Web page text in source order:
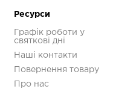
PROGRID OMNI 9
5 593 грн
Ресурси
Графік роботи у
святкові дні
Наші контакти
Повернення товару
Про нас